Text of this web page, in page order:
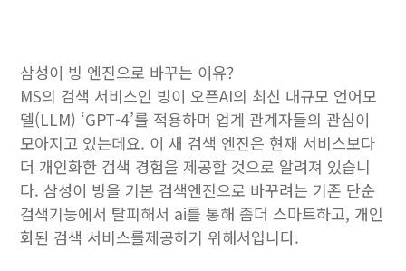
삼성이 빙 엔진으로 바꾸는 이유?
MS의 검색 서비스인 빙이 오픈AI의 최신 대규모 언어모
델(LLM) ‘GPT-4’를 적용하며 업계 관계자들의 관심이
모아지고 있는데요. 이 새 검색 엔진은 현재 서비스보다
더 개인화한 검색 경험을 제공할 것으로 알려져 있습니
다. 삼성이 빙을 기본 검색엔진으로 바꾸려는 기존 단순
검색기능에서 탈피해서 ai를 통해 좀더 스마트하고, 개인
화된 검색 서비스를제공하기 위해서입니다.